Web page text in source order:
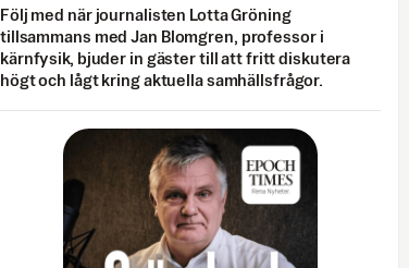
Följ med när journalisten Lotta Gröning
tillsammans med Jan Blomgren, professor i
kärnfysik, bjuder in gäster till att fritt diskutera
högt och lågt kring aktuella samhällsfrågor.